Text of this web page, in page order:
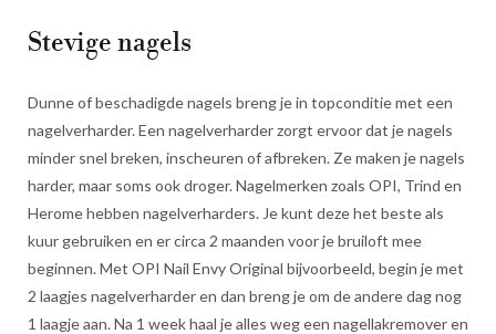
Stevige nagels
Dunne of beschadigde nagels breng je in topconditie met een
nagelverharder. Een nagelverharder zorgt ervoor dat je nagels
minder snel breken, inscheuren of afbreken. Ze maken je nagels
harder, maar soms ook droger. Nagelmerken zoals OPI, Trind en
Herome hebben nagelverharders. Je kunt deze het beste als
kuur gebruiken en er circa 2 maanden voor je bruiloft mee
beginnen. Met OPI Nail Envy Original bijvoorbeeld, begin je met
2 laagjes nagelverharder en dan breng je om de andere dag nog
1 laagje aan. Na 1 week haal je alles weg een nagellakremover en